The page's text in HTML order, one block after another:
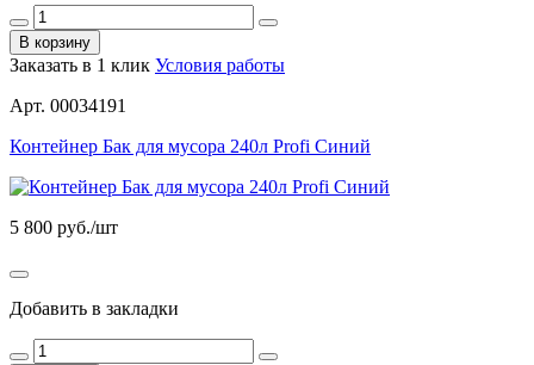
В корзину
Заказать в 1 клик Условия работы
Арт. 00034191
Контейнер Бак для мусора 240л Profi Синий
5 800 руб./шт
Добавить в закладки